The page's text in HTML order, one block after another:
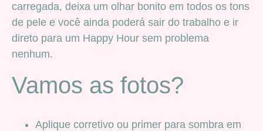
carregada, deixa um olhar bonito em todos os tons
de pele e você ainda poderá sair do trabalho e ir
direto para um Happy Hour sem problema
nenhum.
Vamos as fotos?
Aplique corretivo ou primer para sombra em